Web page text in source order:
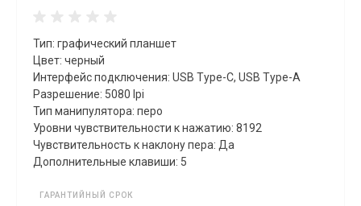
Тип: графический планшет
Цвет: черный
Интерфейс подключения: USB Type-C, USB Type-A
Разрешение: 5080 lpi
Тип манипулятора: перо
Уровни чувствительности к нажатию: 8192
Чувствительность к наклону пера: Да
Дополнительные клавиши: 5
ГАРАНТИЙНЫЙ СРОК